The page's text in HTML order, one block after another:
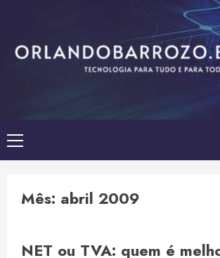
content
Primary
Menu
Mês: abril 2009
NET ou TVA: quem é